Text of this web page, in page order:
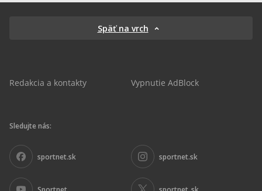
Späť na vrch
Redakcia a kontakty Vypnutie AdBlock
Sledujte nás:
sportnet.sk sportnet.sk